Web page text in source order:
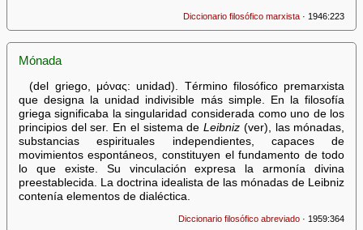
Diccionario filosófico marxista · 1946:223
Mónada
(del griego, μόνας: unidad). Término filosófico premarxista
que designa la unidad indivisible más simple. En la filosofía
griega significaba la singularidad considerada como uno de los
principios del ser. En el sistema de Leibniz (ver), las mónadas,
substancias espirituales independientes, capaces de
movimientos espontáneos, constituyen el fundamento de todo
lo que existe. Su vinculación expresa la armonía divina
preestablecida. La doctrina idealista de las mónadas de Leibniz
contenía elementos de dialéctica.
Diccionario filosófico abreviado · 1959:364